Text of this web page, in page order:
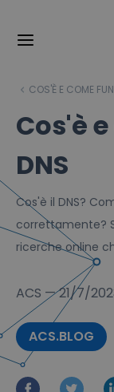
COS'È E COME
Cos'è
DNS
Cos'è il DNS?
correttamente?
ricerche online
ACS —21/7/
ACS.BLOG